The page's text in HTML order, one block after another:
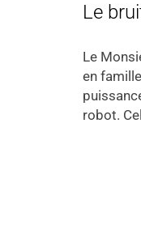
Le
Le
en
robot.